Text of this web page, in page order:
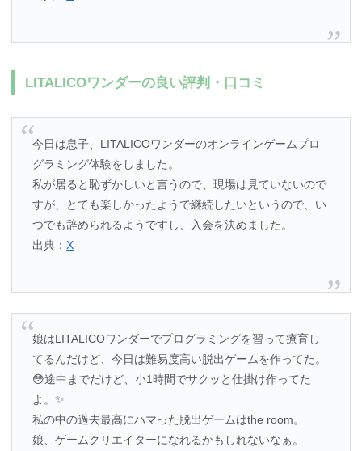
LITALICOワンダーの良い評判・口コミ
今日は息子、LITALICOワンダーのオンラインゲームプロ
グラミング体験をしました。
私が居ると恥ずかしいと言うので、現場は見ていないので
すが、とても楽しかったようで継続したいというので、い
つでも辞められるようですし、入会を決めました。
出典：X
娘はLITALICOワンダーでプログラミングを習って療育し
てるんだけど、今日は難易度高い脱出ゲームを作ってた。
😳途中までだけど、小1時間でサクッと仕掛け作ってた
よ。✨
私の中の過去最高にハマった脱出ゲームはthe room。
娘、ゲームクリエイターになれるかもしれないなぁ。